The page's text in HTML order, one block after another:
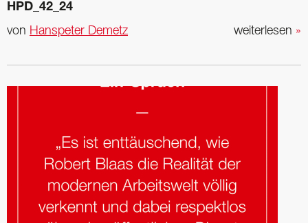
HPD_42_24
weiterlesen »
von Hanspeter Demetz